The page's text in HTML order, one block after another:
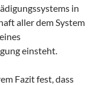
in
aller dem System
einsteht.
Fazit fest, dass